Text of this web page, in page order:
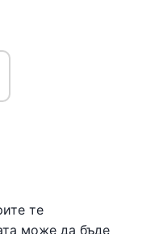
те
може да бъде